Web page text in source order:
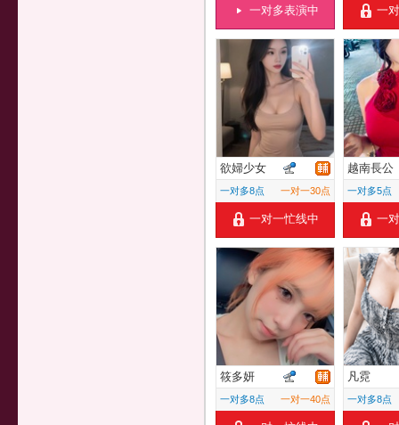
一对多表演中 一
欲婦少女
一对多8点 一对一30点
一对一忙线中
越南長公
一对多5点
一
筱多妍
一对多8点 一对一40点
凡霓
一对多8点